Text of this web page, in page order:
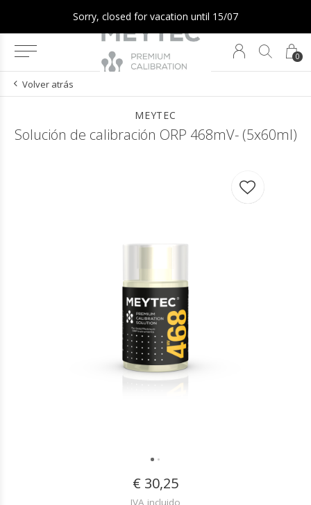
0
Sorry, closed for vacation until 15/07
Volver atrás
MEYTEC
Solución de calibración ORP 468mV- (5x60ml)
€ 30,25
IVA incluido